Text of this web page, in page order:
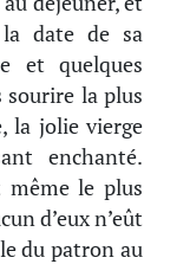
la date de sa
et quelques
sourire la plus
la jolie vierge
enchanté.
même le plus
d’eux n’eût
du patron au